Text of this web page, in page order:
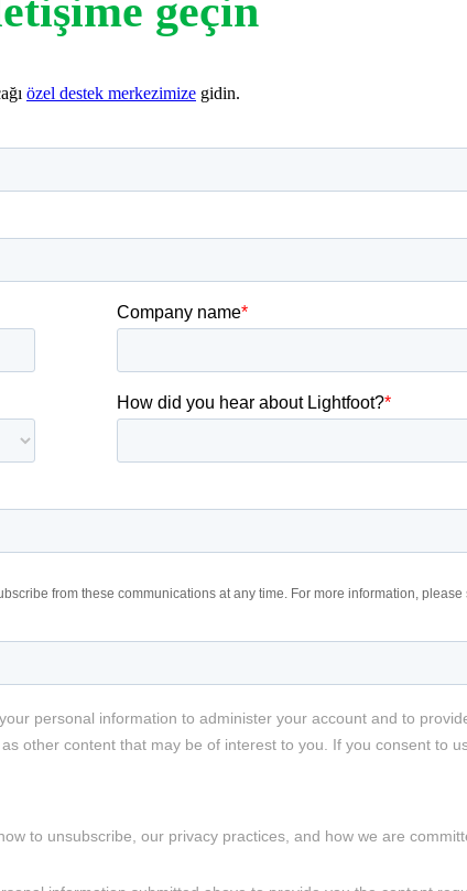
geçin
özel destek merkezimize gidin.